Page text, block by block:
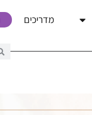
מדריכים